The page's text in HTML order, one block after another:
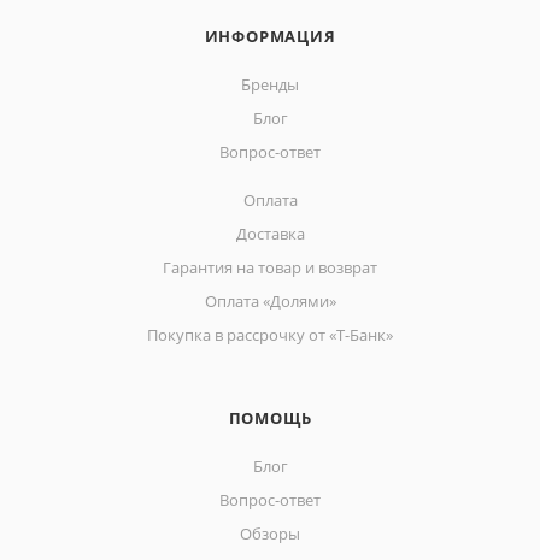
ИНФОРМАЦИЯ
Бренды
Блог
Вопрос-ответ
Оплата
Доставка
Гарантия на товар и возврат
Оплата «Долями»
Покупка в рассрочку от «Т-Банк»
ПОМОЩЬ
Блог
Вопрос-ответ
Обзоры